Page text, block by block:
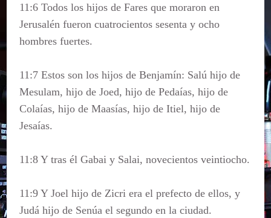
11:6 Todos los hijos de Fares que moraron en
Jerusalén fueron cuatrocientos sesenta y ocho
hombres fuertes.
11:7 Estos son los hijos de Benjamín: Salú hijo de
Mesulam, hijo de Joed, hijo de Pedaías, hijo de
Colaías, hijo de Maasías, hijo de Itiel, hijo de
Jesaías.
11:8 Y tras él Gabai y Salai, novecientos veintiocho.
11:9 Y Joel hijo de Zicri era el prefecto de ellos, y
Judá hijo de Senúa el segundo en la ciudad.